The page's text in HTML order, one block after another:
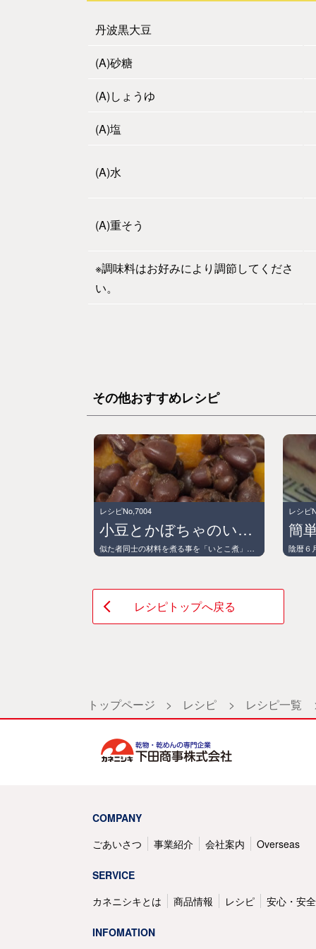
丹波黒大豆
(A)砂糖
(A)しょうゆ
(A)塩
(A)水
(A)重そう
※調味料はお好みにより調節してくださ
い。
その他おすすめレシピ
レシピNo,7004
小豆とかぼちゃのいとこ煮
似た者同士の材料を煮る事を「いとこ煮」と呼び、北陸地方や山口県周辺では冬至になると「小豆とかぼちゃのいとこ煮」を食べる習慣があるそうです。 今年の冬至は小豆をプラスし、いつもと一味違った冬至かぼちゃを味わってみてはいかがでしょうか？
レシピ
簡
レシピトップへ戻る
トップページ > レシピ > レシピ一覧
COMPANY
ごあいさつ
事業紹介 会社案内 Overseas
SERVICE
カネニシキとは
商品情報 レシピ 安心・安
INFOMATION